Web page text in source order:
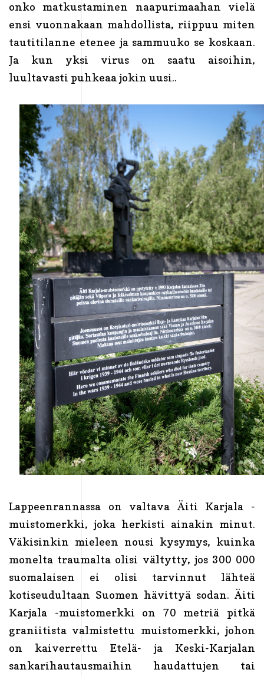
onko matkustaminen naapurimaahan vielä
ensi vuonnakaan mahdollista, riippuu miten
tautitilanne etenee ja sammuuko se koskaan.
Ja kun yksi virus on saatu aisoihin,
luultavasti puhkeaa jokin uusi..
Lappeenrannassa on valtava Äiti Karjala -
muistomerkki, joka herkisti ainakin minut.
Väkisinkin mieleen nousi kysymys, kuinka
monelta traumalta olisi vältytty, jos 300 000
suomalaisen ei olisi tarvinnut lähteä
kotiseudultaan Suomen hävittyä sodan. Äiti
Karjala -muistomerkki on 70 metriä pitkä
graniitista valmistettu muistomerkki, johon
on kaiverrettu Etelä- ja Keski-Karjalan
sankarihautausmaihin haudattujen tai